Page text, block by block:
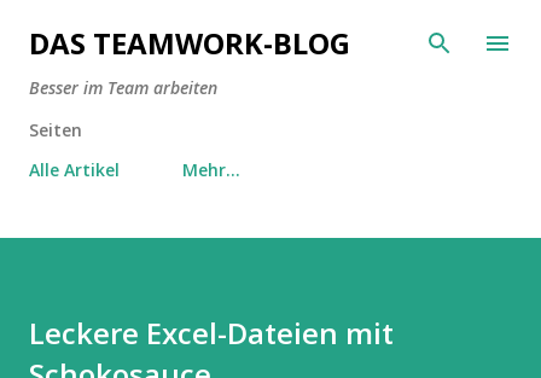
Direkt zum Hauptbereich
DAS TEAMWORK-BLOG
Besser im Team arbeiten
Seiten
Alle Artikel
Mehr…
Leckere Excel-Dateien mit